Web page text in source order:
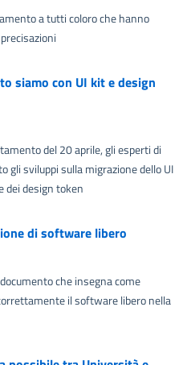
a tutti coloro che hanno
siamo con UI kit e design
del 20 aprile, gli esperti di
gli sviluppi sulla migrazione dello UI
dei design token
di software libero
che insegna come
il software libero nella